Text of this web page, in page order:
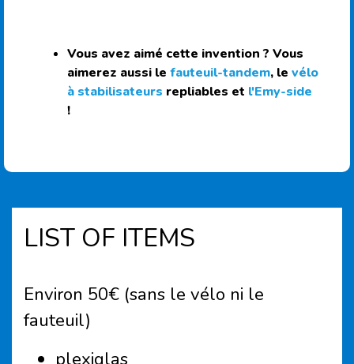
Vous avez aimé cette invention ? Vous
aimerez aussi le fauteuil-tandem, le vélo
à stabilisateurs repliables et l'Emy-side
!
LIST OF ITEMS
Environ 50€ (sans le vélo ni le
fauteuil)
plexiglas